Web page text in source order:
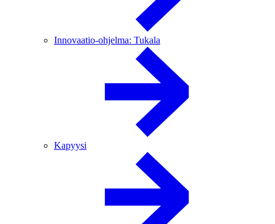
Innovaatio-ohjelma: Tukala
Kapyysi